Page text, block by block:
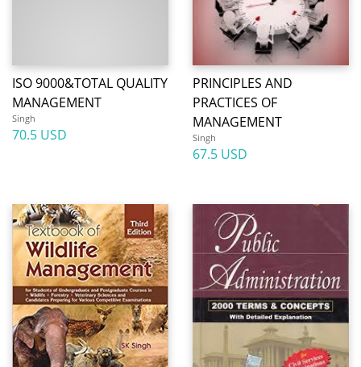
ISO 9000&TOTAL QUALITY
MANAGEMENT
Singh
70.5 USD
PRINCIPLES AND
PRACTICES OF
MANAGEMENT
Singh
67.5 USD